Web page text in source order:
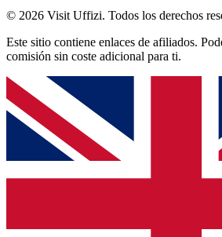
© 2026 Visit Uffizi. Todos los derechos
Este sitio contiene enlaces de afiliados.
comisión sin coste adicional para ti.